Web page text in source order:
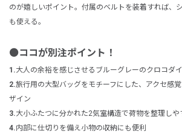
のが嬉しいポイント。付属のベルトを装着すれば、
も使える。
⚫️ココが別注ポイント！
1.大人の余裕を感じさせるブルーグレーのクロコダ
2.旅行用の大型バッグをモチーフにした、アクセ感
ザイン
3.大小ふたつに分かれた2気室構造で荷物を整理しや
4.内部に仕切りを備え小物の収納にも便利